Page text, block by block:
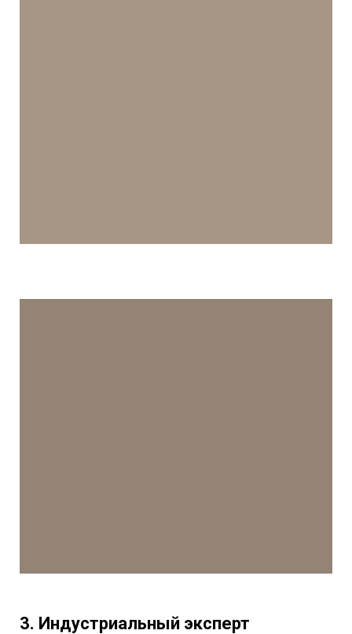
3. Индустриальный эксперт